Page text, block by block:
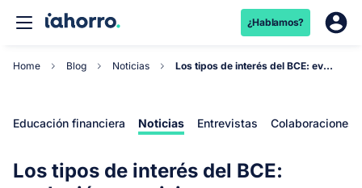
¿Hablamos?
Home Blog Noticias Los tipos de interés del BCE: evolución, previsi...
Educación financiera Noticias Entrevistas Colaboraciones
Los tipos de interés del BCE: